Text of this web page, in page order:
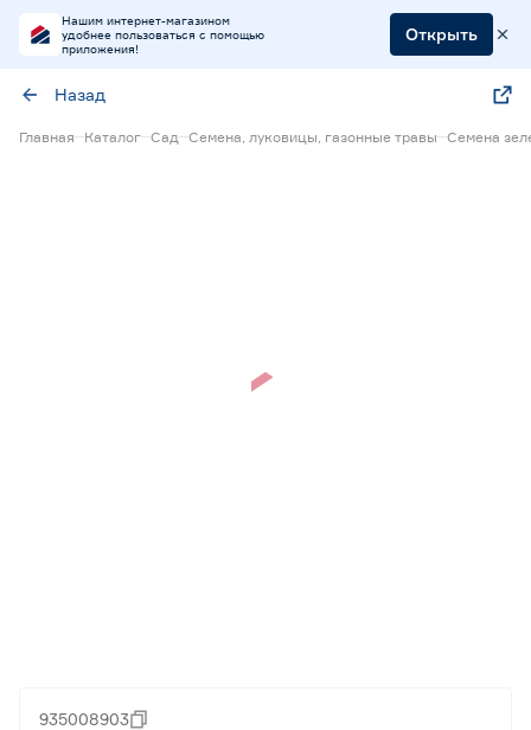
Нашим интернет-магазином
удобнее пользоваться с помощью
приложения!
Открыть
Назад
Главная Каталог Сад Семена, луковицы, газонные травы Семена
935008903